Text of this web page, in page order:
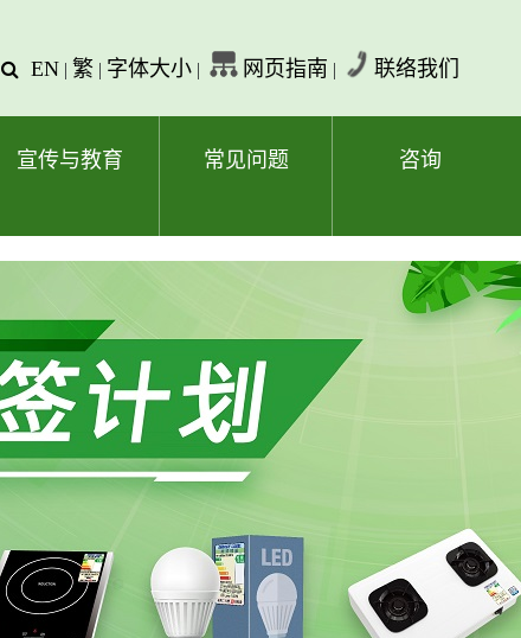
查
字
EN | 繁 | 字体大小 | 网页指南 | 联络我们
宣传与教育 常见问题 咨询